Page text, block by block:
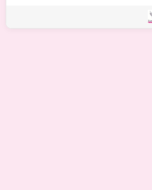
2021 Somchai Clinic. All